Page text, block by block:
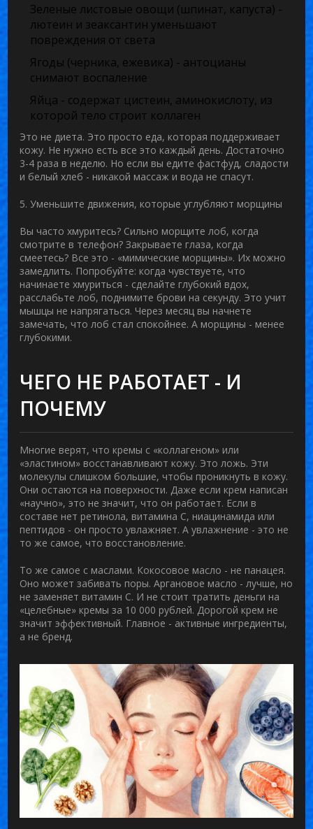
Зеленые листовые овощи (шпинат, капуста) -
лютеин и зеаксантин уменьшают
повреждения от света
Ягоды (черника, ежевика) - антоцианы
снимают воспаление
Яйца - содержат цистеин, аминокислоту, из
которой тело строит коллаген
Это не диета. Это просто еда, которая поддерживает
кожу. Не нужно есть все это каждый день. Достаточно
3-4 раза в неделю. Но если вы едите фастфуд, сладости
и белый хлеб - никакой массаж и вода не спасут.
5. Уменьшите движения, которые углубляют морщины
Вы часто хмуритесь? Сильно морщите лоб, когда
смотрите в телефон? Закрываете глаза, когда
смеетесь? Все это - «мимические морщины». Их можно
замедлить. Попробуйте: когда чувствуете, что
начинаете хмуриться - сделайте глубокий вдох,
расслабьте лоб, поднимите брови на секунду. Это учит
мышцы не напрягаться. Через месяц вы начнете
замечать, что лоб стал спокойнее. А морщины - менее
глубокими.
ЧЕГО НЕ РАБОТАЕТ - И
ПОЧЕМУ
Многие верят, что кремы с «коллагеном» или
«эластином» восстанавливают кожу. Это ложь. Эти
молекулы слишком большие, чтобы проникнуть в кожу.
Они остаются на поверхности. Даже если крем написан
«научно», это не значит, что он работает. Если в
составе нет ретинола, витамина С, ниацинамида или
пептидов - он просто увлажняет. А увлажнение - это не
то же самое, что восстановление.
То же самое с маслами. Кокосовое масло - не панацея.
Оно может забивать поры. Аргановое масло - лучше, но
не заменяет витамин С. И не стоит тратить деньги на
«целебные» кремы за 10 000 рублей. Дорогой крем не
значит эффективный. Главное - активные ингредиенты,
а не бренд.